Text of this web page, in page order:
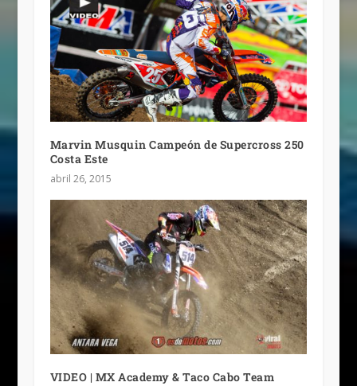
Marvin Musquin Campeón de Supercross 250
Costa Este
abril 26, 2015
VIDEO | MX Academy & Taco Cabo Team